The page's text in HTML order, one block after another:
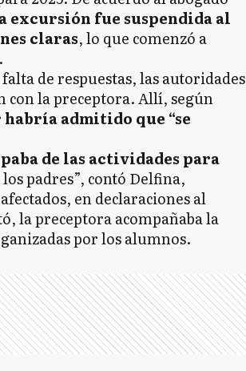
excursión fue suspendida al
claras, lo que comenzó a
de respuestas, las autoridades
con la preceptora. Allí, según
admitido que “se
de las actividades para
los padres”, contó Delfina,
en declaraciones al
la preceptora acompañaba la
por los alumnos.